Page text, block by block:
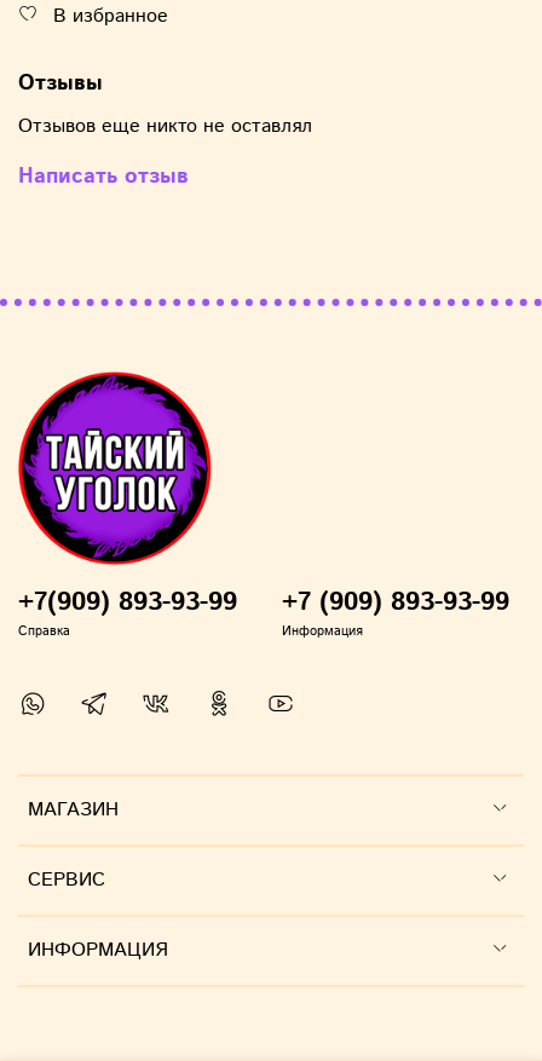
В избранное
Отзывы
Отзывов еще никто не оставлял
Написать отзыв
МАГАЗИН
СЕРВИС
ИНФОРМАЦИЯ
+7(909) 893-93-99
Справка
+7 (909) 893-93-99
Информация